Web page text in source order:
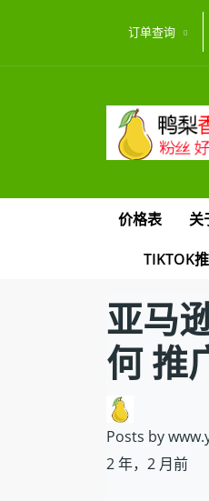
订单查询
价格表 关
TIKTOK
亚马
何 推
Posts by
2 年，2 月前